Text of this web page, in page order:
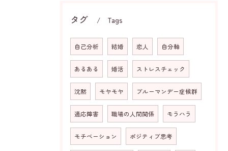
タグ Tags
自己分析 結婚 恋人 自分軸
あるある 婚活 ストレスチェック
沈黙 モヤモヤ ブルーマンデー症候群
適応障害 職場の人間関係 モラハラ
モチベーション ポジティブ思考